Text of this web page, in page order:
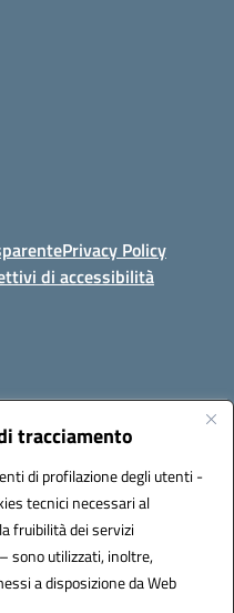
tracciamento
di profilazione degli utenti -
tecnici necessari al
fruibilità dei servizi
sono utilizzati, inoltre,
a disposizione da Web
Privacy Policy
di accessibilità
(CE)